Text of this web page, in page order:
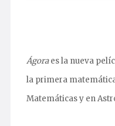
Ágoraes la nueva
la primera
Matemáticas y en